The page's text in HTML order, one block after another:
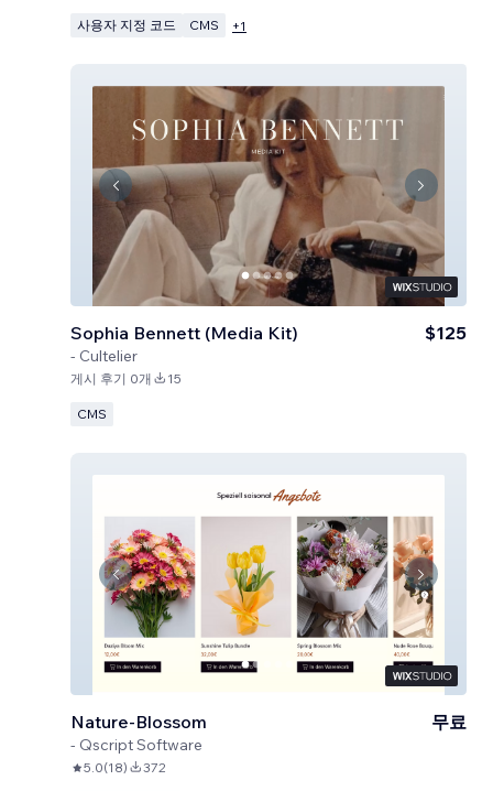
사용자 지정 코드 CMS +1
Sophia Bennett (Media Kit)
- Cultelier
$125
게시 후기 0개 15
CMS
Nature-Blossom
- Qscript Software
무료
5.0(18) 372